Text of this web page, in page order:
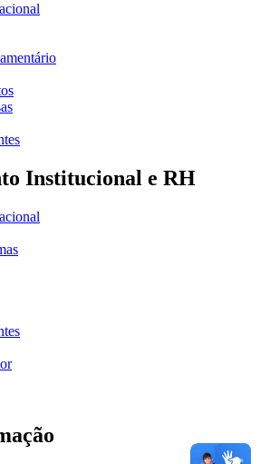
Institucional e RH